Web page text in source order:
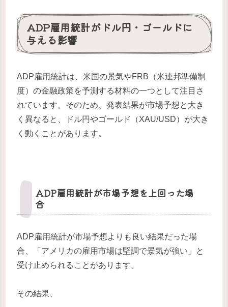
ADP雇用統計がドル円・ゴールドに
与える影響
ADP雇用統計は、米国の景気やFRB（米連邦準備制
度）の金融政策を予測する材料の一つとして注目さ
れています。そのため、発表結果が市場予想と大き
く異なると、ドル円やゴールド（XAU/USD）が大き
く動くことがあります。
ADP雇用統計が市場予想を上回った場
合
ADP雇用統計が市場予想よりも良い結果だった場
合、「アメリカの雇用市場は堅調で景気が強い」と
受け止められることがあります。
その結果、